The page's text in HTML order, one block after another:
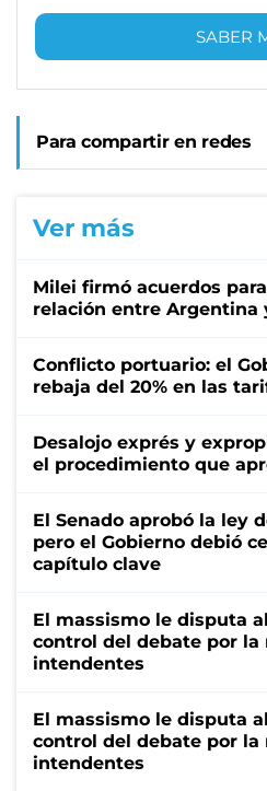
SABER
Para compartir en redes
Ver más
Milei firmó acuerdos
relación entre Argentina
Conflicto portuario: el
rebaja del 20% en las
Desalojo exprés y
el procedimiento que
El Senado aprobó la ley
pero el Gobierno debió
capítulo clave
El massismo le disputa
control del debate por la
intendentes
El massismo le disputa
control del debate por la
intendentes